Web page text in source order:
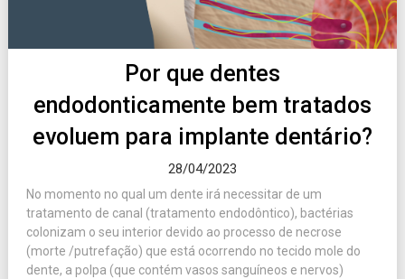
Por que dentes
endodonticamente bem tratados
evoluem para implante dentário?
28/04/2023
No momento no qual um dente irá necessitar de um
tratamento de canal (tratamento endodôntico), bactérias
colonizam o seu interior devido ao processo de necrose
(morte /putrefação) que está ocorrendo no tecido mole do
dente, a polpa (que contém vasos sanguíneos e nervos)